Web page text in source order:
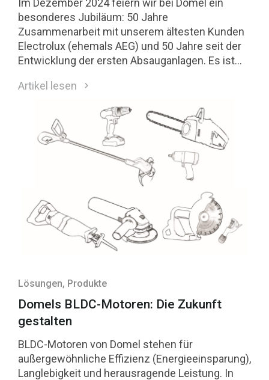
Im Dezember 2024 feiern wir bei Domel ein
besonderes Jubiläum: 50 Jahre
Zusammenarbeit mit unserem ältesten Kunden
Electrolux (ehemals AEG) und 50 Jahre seit der
Entwicklung der ersten Absauganlagen. Es ist
Erfolg.
Artikel lesen
Lösungen, Produkte
Domels BLDC-Motoren: Die Zukunft
gestalten
BLDC-Motoren von Domel stehen für
außergewöhnliche Effizienz (Energieeinsparung),
Langlebigkeit und herausragende Leistung. In